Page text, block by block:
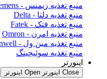
منبع تغذیه زیمنس - Siemens
منبع تغذیه دلتا - Delta
منبع تغذیه فتک - Fatek
منبع تغذیه امرن - Omron
منبع تغذیه مین ول - Meanwell
منبع تغذیه سوئیچینگ
اینورتر
Close اینورتر Open اینورتر